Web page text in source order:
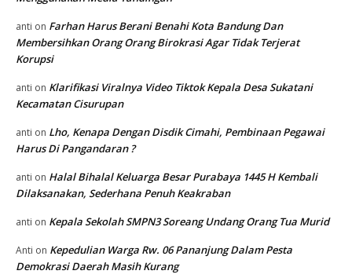
anti on Farhan Harus Berani Benahi Kota Bandung Dan
Membersihkan Orang Orang Birokrasi Agar Tidak Terjerat
Korupsi
anti on Klarifikasi Viralnya Video Tiktok Kepala Desa Sukatani
Kecamatan Cisurupan
anti on Lho, Kenapa Dengan Disdik Cimahi, Pembinaan Pegawai
Harus Di Pangandaran ?
anti on Halal Bihalal Keluarga Besar Purabaya 1445 H Kembali
Dilaksanakan, Sederhana Penuh Keakraban
anti on Kepala Sekolah SMPN3 Soreang Undang Orang Tua Murid
Anti on Kepedulian Warga Rw. 06 Pananjung Dalam Pesta
Demokrasi Daerah Masih Kurang